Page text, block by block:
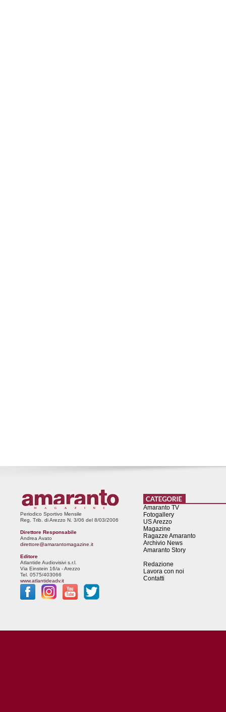
Periodico Sportivo Mensile
Reg. Trib. di Arezzo N. 3/06 del 8/03/2006
Direttore Responsabile
Andrea Avato
direttore@amarantomagazine.it
Editore
Atlantide Audiovisivi s.r.l.
Via Einstein 16/a - Arezzo
Tel. 0575/403066
www.atlantideadv.it
Amaranto TV
Fotogallery
US Arezzo
Magazine
Ragazze Amaranto
Archivio News
Amaranto Story
Redazione
Lavora con noi
Contatti